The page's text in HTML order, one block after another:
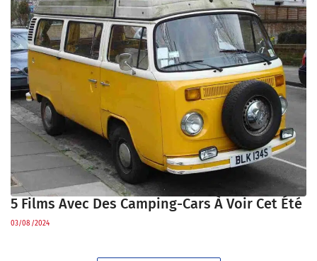
5 Films Avec Des Camping-Cars À Voir Cet Été
03/08/2024